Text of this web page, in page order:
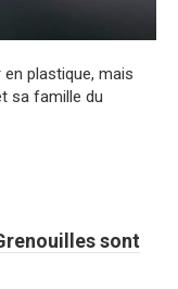
plastique, mais
sa famille du
sont